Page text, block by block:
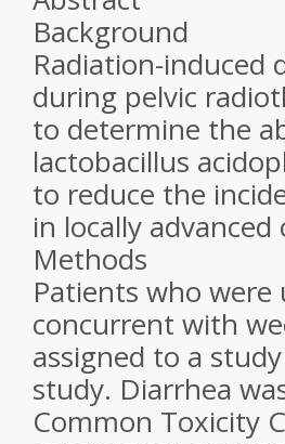
Background
Radiation-induced
during pelvic
to determine the
lactobacillus
to reduce the
in locally
Methods
Patients who
concurrent with
assigned to a
study. Diarrhea
Common Toxicity